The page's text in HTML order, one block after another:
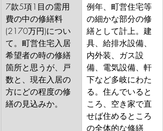
7款5項1目の需用
費の中の修繕料
(2170万円)につい
て。町営住宅入居
希望者の時の修繕
箇所と思うが、戸
数と、現在入居の
方にどの程度の修
繕の見込みか。
例年、町営住宅等
の細かな部分の修
繕として計上。建
具、給排水設備、
内外装、ガス設
備、電気設備、軒
下など多岐にわた
る。住んでいると
ころ、空き家で直
せば住めるところ
の全体的な修繕